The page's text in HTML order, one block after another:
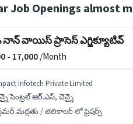
Job Openings almost
వాయిస్ ప్రాసెస్ ఎగ్జిక్యూటివ్
- 17,000/Month
Infotech Private Limited
సెంట్రల్ ఆర్.ఎస్, చెన్నై
మద్దతు / టెలికాలర్ లో ఫ్రెషర్స్